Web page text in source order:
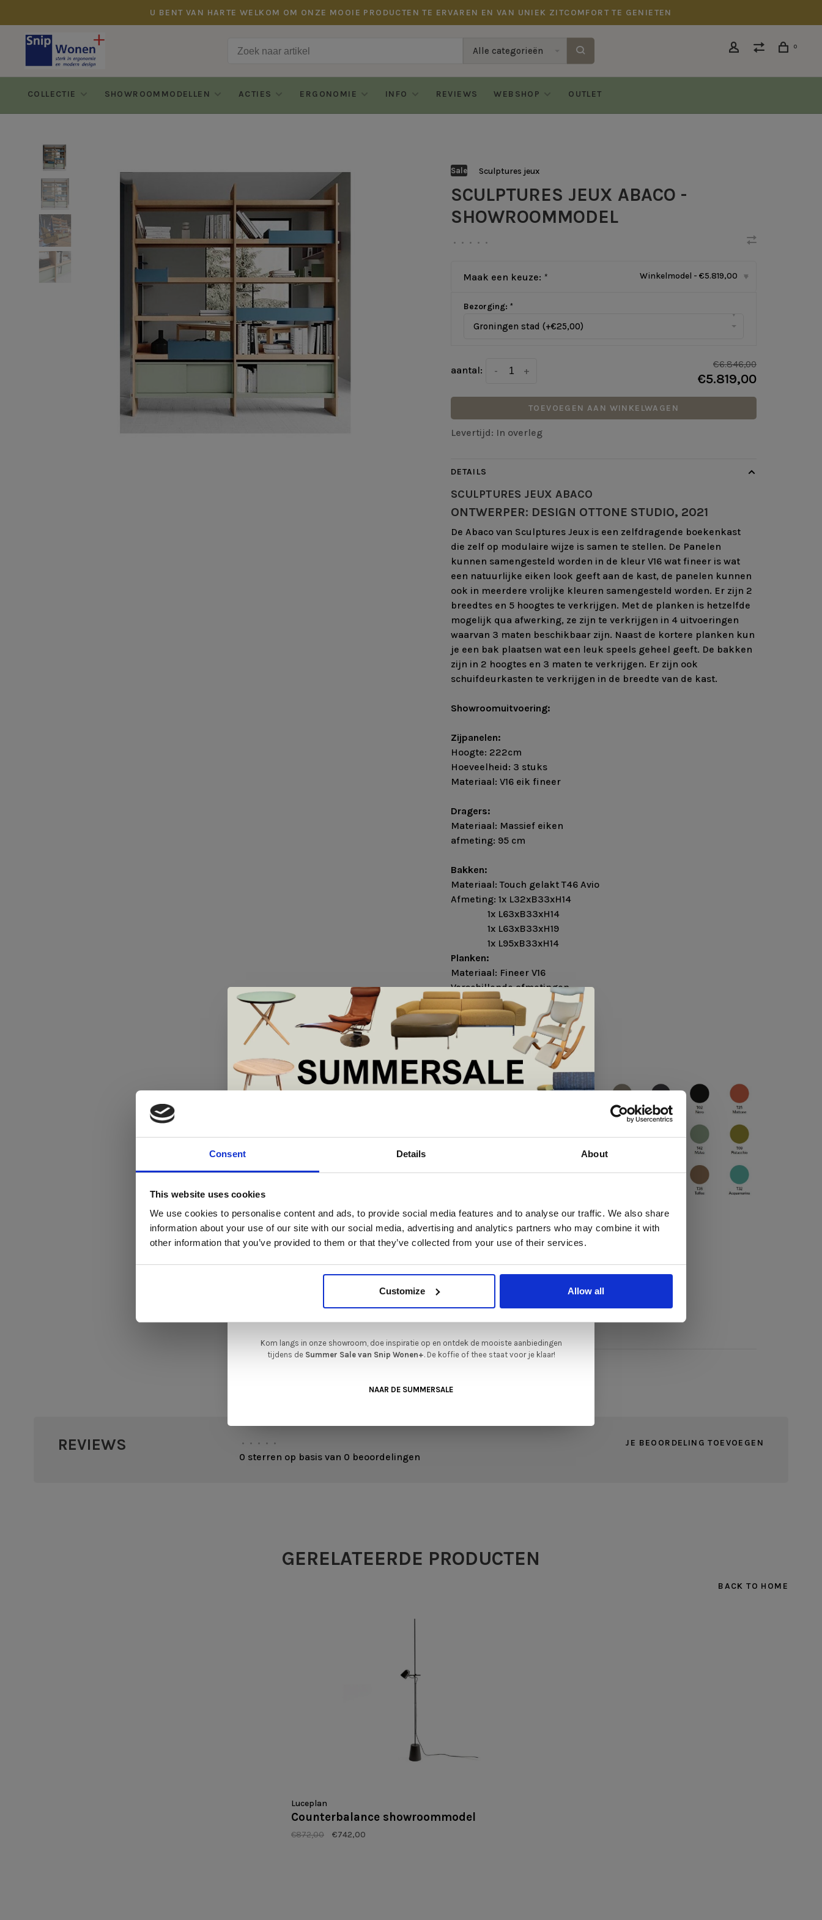
Consent Details About
This website uses cookies
We use cookies to personalise content and ads, to provide social media features and to analyse our traffic. We also share
information about your use of our site with our social media, advertising and analytics partners who may combine it with
other information that you’ve provided to them or that they’ve collected from your use of their services.
Customize Allow all
U BENT VAN HARTE WELKOM OM ONZE MOOIE PRODUCTEN TE ERVAREN EN VAN UNIEK ZITCOMFORT TE GENIETEN
Alle categorieën 0
COLLECTIE SHOWROOMMODELLEN ACTIES ERGONOMIE INFO REVIEWS WEBSHOP OUTLET
Sale Sculptures jeux
SCULPTURES JEUX ABACO -
SHOWROOMMODEL
• • • • •
Maak een keuze: * Winkelmodel - €5.819,00 ▾
Bezorging: *
Groningen stad (+€25,00)
▾
aantal: +
-
€6.846,00
€5.819,00
TOEVOEGEN AAN WINKELWAGEN
Levertijd: In overleg
DETAILS
SCULPTURES JEUX ABACO
ONTWERPER: DESIGN OTTONE STUDIO, 2021
De Abaco van Sculptures Jeux is een zelfdragende boekenkast
die zelf op modulaire wijze is samen te stellen. De Panelen
kunnen samengesteld worden in de kleur V16 wat fineer is wat
een natuurlijke eiken look geeft aan de kast, de panelen kunnen
ook in meerdere vrolijke kleuren samengesteld worden. Er zijn 2
breedtes en 5 hoogtes te verkrijgen. Met de planken is hetzelfde
mogelijk qua afwerking, ze zijn te verkrijgen in 4 uitvoeringen
waarvan 3 maten beschikbaar zijn. Naast de kortere planken kun
je een bak plaatsen wat een leuk speels geheel geeft. De bakken
zijn in 2 hoogtes en 3 maten te verkrijgen. Er zijn ook
schuifdeurkasten te verkrijgen in de breedte van de kast.
Showroomuitvoering:
Zijpanelen:
Hoogte: 222cm
Hoeveelheid: 3 stuks
Materiaal: V16 eik fineer
Dragers:
Materiaal: Massief eiken
afmeting: 95 cm
Bakken:
Materiaal: Touch gelakt T46 Avio
Afmeting: 1x L32xB33xH14
1x L63xB33xH14
1x L63xB33xH19
1x L95xB33xH14
Planken:
Materiaal: Fineer V16
Verschillende afmetingen
Kastjes:
Afmeting: 2x L95xB33xH34
Kleuren:
REVIEWS • • • • •
0 sterren op basis van 0 beoordelingen
JE BEOORDELING TOEVOEGEN
GERELATEERDE PRODUCTEN
BACK TO HOME
Luceplan
Counterbalance showroommodel
€872,00 €742,00
De Summer Sale bij Snip Wonen+ is gestart!
In onze showroom vind je een uitgebreide selectie designmeubelen van
gerenommeerde Nederlandse en Europese merken. Onder andere showroommodellen
van
Sculptures Jeux Artisanzijn nu extra voordelig
gelegenheid om jouw favoriete designmeubel geheel naar wens samen te stellen,
met de kwaliteit, het comfort en de uitstraling die je van Snip Wonen+ mag
Kom langs in onze showroom, doe inspiratie op en ontdek de mooiste aanbiedingen
tijdens de Summer Sale van Snip Wonen+. De koffie of thee staat voor je klaar!
NAAR DE SUMMERSALE